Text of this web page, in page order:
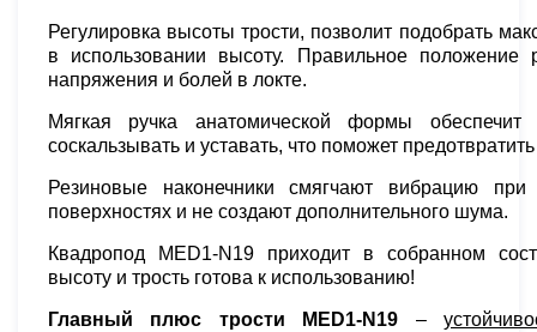
Регулировка высоты трости, позволит подобрать
в использовании высоту. Правильное положение
напряжения и болей в локте.
Мягкая ручка анатомической формы
соскальзывать и уставать, что поможет
Резиновые наконечники смягчают вибрацию
поверхностях и не создают дополнительного шума.
Квадропод MED1-N19 приходит в собранном
высоту и трость готова к использованию!
Главный плюс трости MED1-N19 –